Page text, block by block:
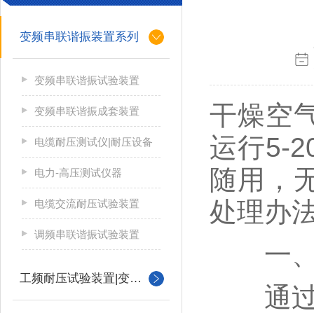
变频串联谐振装置系列
变频串联谐振试验装置
变频串联谐振成套装置
电缆耐压测试仪|耐压设备
电力-高压测试仪器
电缆交流耐压试验装置
调频串联谐振试验装置
工频耐压试验装置|变压器
干燥空
运行5-
随用，
处理办
一、
通过